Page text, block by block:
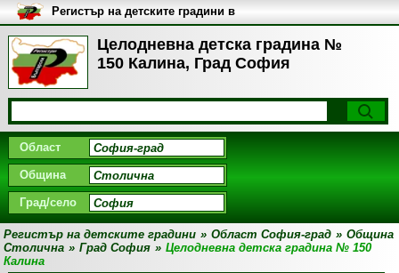
Целодневна детска градина №
150 Калина, Град София
Регистър на детските градини в
България
Област
Община
Град/село
Регистър на детските градини » Област София-град » Община
Столична » Град София » Целодневна детска градина № 150
Калина